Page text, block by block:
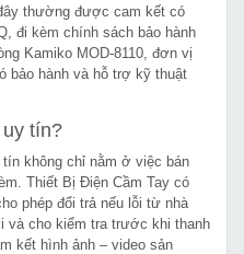
thường được cam kết có
đi kèm chính sách bảo hành
Kamiko MOD-8110, đơn vị
bảo hành và hỗ trợ kỹ thuật
tín?
không chỉ nằm ở việc bán
Thiết Bị Điện Cầm Tay có
phép đổi trả nếu lỗi từ nhà
và cho kiểm tra trước khi thanh
kết hình ảnh – video sản